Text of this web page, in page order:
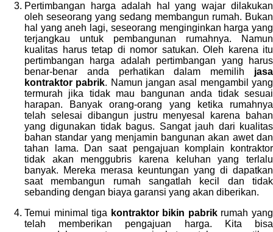
Pertimbangan harga adalah hal yang wajar dilakukan
oleh seseorang yang sedang membangun rumah. Bukan
hal yang aneh lagi, seseorang menginginkan harga yang
terjangkau untuk pembangunan rumahnya. Namun
kualitas harus tetap di nomor satukan. Oleh karena itu
pertimbangan harga adalah pertimbangan yang harus
benar-benar anda perhatikan dalam memilih jasa
kontraktor pabrik. Namun jangan asal mengambil yang
termurah jika tidak mau bangunan anda tidak sesuai
harapan. Banyak orang-orang yang ketika rumahnya
telah selesai dibangun justru menyesal karena bahan
yang digunakan tidak bagus. Sangat jauh dari kualitas
bahan standar yang menjamin bangunan akan awet dan
tahan lama. Dan saat pengajuan komplain kontraktor
tidak akan menggubris karena keluhan yang terlalu
banyak. Mereka merasa keuntungan yang di dapatkan
saat membangun rumah sangatlah kecil dan tidak
sebanding dengan biaya garansi yang akan diberikan.
Temui minimal tiga kontraktor bikin pabrik rumah yang
telah memberikan pengajuan harga. Kita bisa